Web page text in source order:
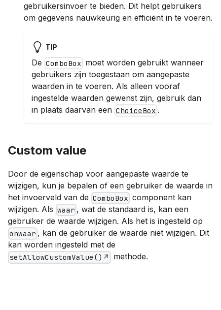
gebruikersinvoer te bieden. Dit helpt gebruikers
om gegevens nauwkeurig en efficiënt in te voeren.
TIP
De ComboBox moet worden gebruikt wanneer
gebruikers zijn toegestaan om aangepaste
waarden in te voeren. Als alleen vooraf
ingestelde waarden gewenst zijn, gebruik dan
in plaats daarvan een ChoiceBox .
Custom value
Door de eigenschap voor aangepaste waarde te
wijzigen, kun je bepalen of een gebruiker de waarde in
het invoerveld van de ComboBox component kan
wijzigen. Als waar , wat de standaard is, kan een
gebruiker de waarde wijzigen. Als het is ingesteld op
onwaar , kan de gebruiker de waarde niet wijzigen. Dit
kan worden ingesteld met de
setAllowCustomValue() methode.